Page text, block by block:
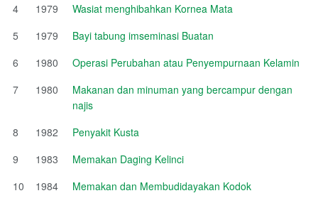
4
1979
Wasiat menghibahkan Kornea Mata
5
1979
Bayi tabung imseminasi Buatan
6
1980
Operasi Perubahan atau Penyempurnaan Kelamin
7
1980
Makanan dan minuman yang bercampur dengan
najis
8
1982
Penyakit Kusta
9
1983
Memakan Daging Kelinci
10
1984
Memakan dan Membudidayakan Kodok